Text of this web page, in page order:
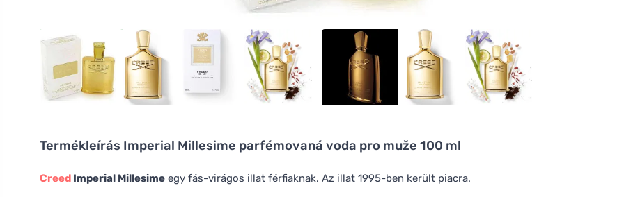
Termékleírás Imperial Millesime parfémovaná voda pro muže 100 ml
Creed Imperial Millesime egy fás-virágos illat férfiaknak. Az illat 1995-ben került piacra.